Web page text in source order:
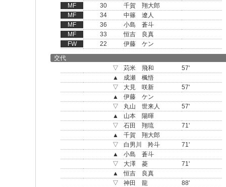
MF
30
千賀 翔大郎
MF
34
中篠 遼人
MF
36
小島 蒼斗
MF
33
恒吉 良真
FW
22
伊藤 ケン
交代
▽
苅米 飛和
57'
▲
成瀬 楓悟
▽
大見 咲新
57'
▲
伊藤 ケン
▽
丸山 世来人
57'
▲
山本 陽暉
▽
石田 翔琉
71'
▲
千賀 翔大郎
▽
白男川 羚斗
71'
▲
小島 蒼斗
▽
大澤 菱
71'
▲
恒吉 良真
▽
神田 龍
88'